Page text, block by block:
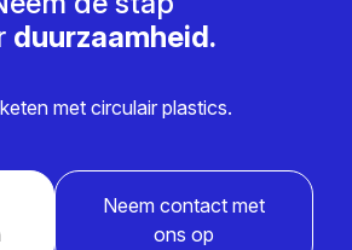
duurzaamheid.
met circulair plastics.
Neem contact met
ons op